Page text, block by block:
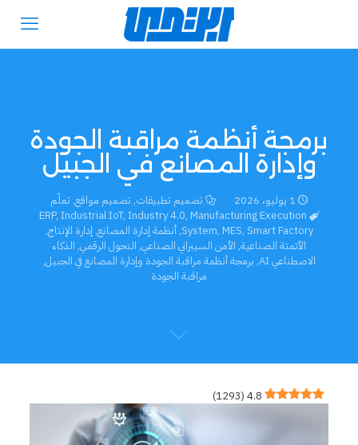
برمجة أنظمة مراقبة الجودة
وإدارة المصانع في الجبيل
1 يوليو، 2026 تصميم تطبيقات, تصميم مواقع, تعلّم
ERP, Industrial IoT, Industry 4.0, Manufacturing Execution
System, MES, Smart Factory
,أنظمة إدارة المصانع, إدارة الإنتاج,
الأتمتة الصناعية, الأمن السيبراني الصناعي, التحول الرقمي, الذكاء
الاصطناعي AI
, برمجة أنظمة مراقبة الجودة وإدارة المصانع في الجبيل,
مراقبة الجودة
4.8
(
1293
)